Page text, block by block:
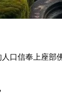
口信奉上座